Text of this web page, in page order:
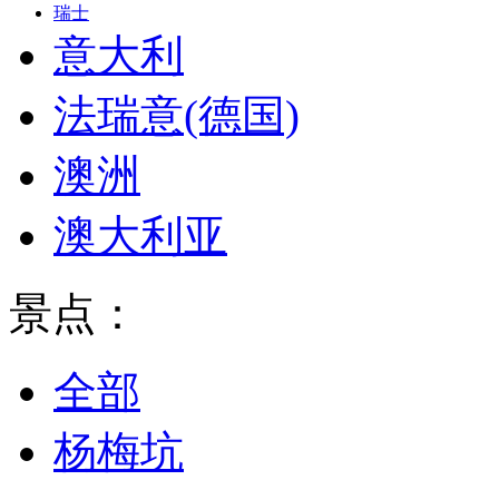
瑞士
意大利
法瑞意(德国)
澳洲
澳大利亚
景点：
全部
杨梅坑